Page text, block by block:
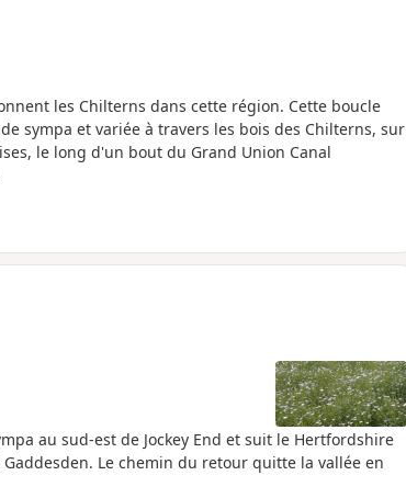
les Chilterns dans cette région. Cette boucle
sympa et variée à travers les bois des Chilterns, sur
le long d'un bout du Grand Union Canal
au sud-est de Jockey End et suit le Hertfordshire
Le chemin du retour quitte la vallée en